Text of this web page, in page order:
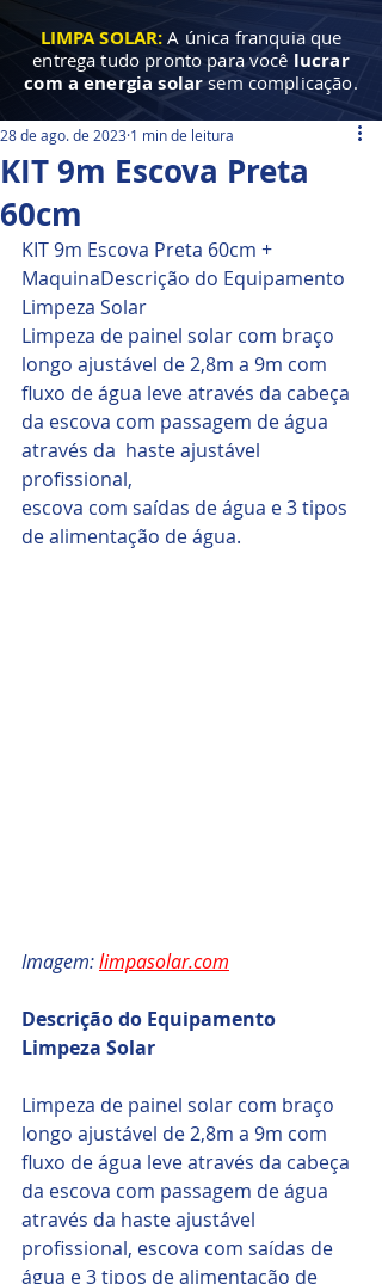
LIMPA SOLAR:A única franquia que
entrega tudo pronto para você lucrar
com a energia solar sem complicação.
KIT 9m Escova Preta
60cm
28 de ago. de 2023 1 min de leitura
KIT 9m Escova Preta 60cm +
MaquinaDescrição do Equipamento
Limpeza Solar
Limpeza de painel solar com braço
longo ajustável de 2,8m a 9m com
fluxo de água leve através da cabeça
da escova com passagem de água
através da  haste ajustável
profissional,
escova com saídas de água e 3 tipos
de alimentação de água.
Imagem: limpasolar.com
Descrição do Equipamento
Limpeza Solar
Limpeza de painel solar com braço
longo ajustável de 2,8m a 9m com
fluxo de água leve através da cabeça
da escova com passagem de água
através da haste ajustável
profissional, escova com saídas de
água e 3 tipos de alimentação de